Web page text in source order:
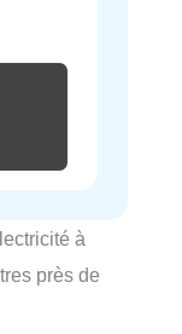
à
près de